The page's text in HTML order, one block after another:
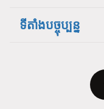
ទីតាំងបច្ចុប្បន្ន